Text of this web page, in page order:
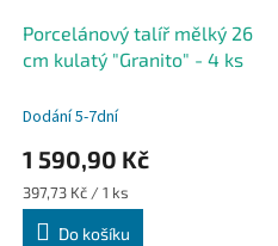
Porcelánový talíř mělký 26
cm kulatý "Granito" - 4 ks
Dodání 5-7dní
1 590,90 Kč
Měrná
cena:
397,73 Kč / 1 ks
Do košíku